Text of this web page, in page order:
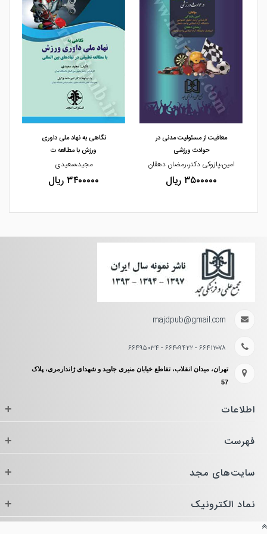
مشاهده و خرید مشاهده و خرید
معافیت از مسئولیت مدنی در
حوادث ورزشی
امین،پازوکی دکتر،رمضان دهقان
۳۵۰۰۰۰۰ ریال
نگاهی به نهاد ملی داوری
ورزش با مطالعه ت
مجید،سعیدی
۳۴۰۰۰۰۰ ریال
majdpub@gmail.com
۶۶۴۱۲۰۷۸ - ۶۶۴۰۹۴۲۲ - ۶۶۴۹۵۰۳۴
تهران، میدان انقلاب، تقاطع خیابان منیری جاوید و شهدای ژاندارمری، پلاک
57
اطلاعات +
فهرست +
سایت‌های مجد +
نماد الکترونیک +